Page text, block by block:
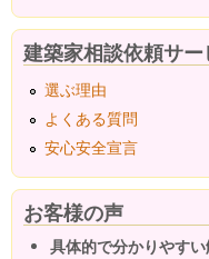
建築家相談依頼サ
選ぶ理由
よくある質問
安心安全宣言
お客様の声
具体的で分かりやす